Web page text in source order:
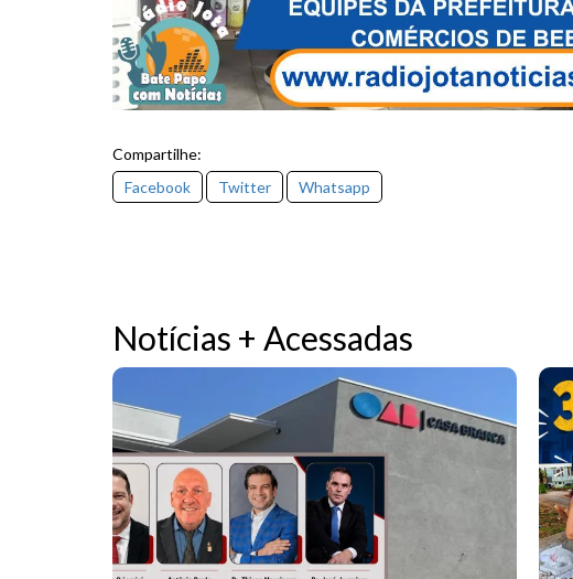
Compartilhe:
Facebook
Twitter Whatsapp
Notícias + Acessadas